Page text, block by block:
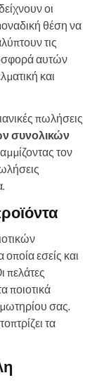
οι
θέση να
τις
αυτών
και
πωλήσεις
συνολικών
τον
εσείς και
πελάτες
ποιοτικά
σας.
τα